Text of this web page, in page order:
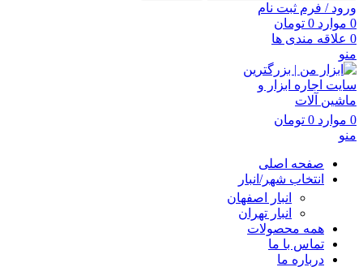
ورود / فرم ثبت نام
0 موارد 0 تومان
0 علاقه مندی ها
منو
0 موارد 0 تومان
منو
صفحه اصلی
انتخاب شهر/انبار
انبار اصفهان
انبار تهران
همه محصولات
تماس با ما
درباره ما